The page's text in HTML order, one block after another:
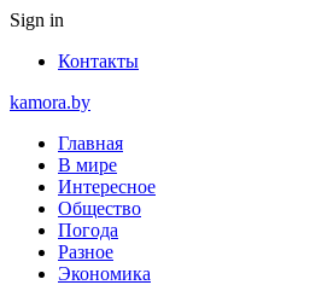
Sign in
Контакты
kamora.by
Главная
В мире
Интересное
Общество
Погода
Разное
Экономика